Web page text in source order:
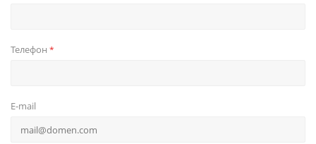
Телефон *
E-mail